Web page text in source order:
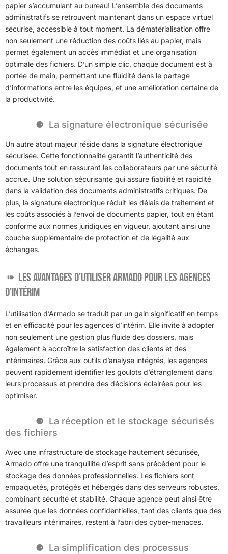
papier s’accumulant au bureau! L’ensemble des documents
administratifs se retrouvent maintenant dans un espace virtuel
sécurisé, accessible à tout moment. La dématérialisation offre
non seulement une réduction des coûts liés au papier, mais
permet également un accès immédiat et une organisation
optimale des fichiers. D’un simple clic, chaque document est à
portée de main, permettant une fluidité dans le partage
d’informations entre les équipes, et une amélioration certaine de
la productivité.
La signature électronique sécurisée
Un autre atout majeur réside dans la signature électronique
sécurisée. Cette fonctionnalité garantit l’authenticité des
documents tout en rassurant les collaborateurs par une sécurité
accrue. Une solution sécurisante qui assure fiabilité et rapidité
dans la validation des documents administratifs critiques. De
plus, la signature électronique réduit les délais de traitement et
les coûts associés à l’envoi de documents papier, tout en étant
conforme aux normes juridiques en vigueur, ajoutant ainsi une
couche supplémentaire de protection et de légalité aux
échanges.
Les avantages d’utiliser Armado pour les agences
d’intérim
L’utilisation d’Armado se traduit par un gain significatif en temps
et en efficacité pour les agences d’intérim. Elle invite à adopter
non seulement une gestion plus fluide des dossiers, mais
également à accroître la satisfaction des clients et des
intérimaires. Grâce aux outils d’analyse intégrés, les agences
peuvent rapidement identifier les goulots d’étranglement dans
leurs processus et prendre des décisions éclairées pour les
optimiser.
La réception et le stockage sécurisés
des fichiers
Avec une infrastructure de stockage hautement sécurisée,
Armado offre une tranquillité d’esprit sans précédent pour le
stockage des données professionnelles. Les fichiers sont
empaquetés, protégés et hébergés dans des serveurs robustes,
combinant sécurité et stabilité. Chaque agence peut ainsi être
assurée que les données confidentielles, tant des clients que des
travailleurs intérimaires, restent à l’abri des cyber-menaces.
La simplification des processus